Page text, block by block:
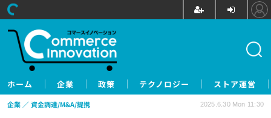
ホーム 企業 政策 テクノロジー ストア運営
企業 資金調達/M&A/提携 2025.6.30 Mon 11:30